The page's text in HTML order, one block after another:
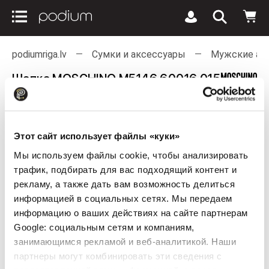
Этот сайт использует файлы «куки»
Мы используем файлы cookie, чтобы анализировать
трафик, подбирать для вас подходящий контент и
рекламу, а также дать вам возможность делиться
информацией в социальных сетях. Мы передаем
информацию о ваших действиях на сайте партнерам
Google: социальным сетям и компаниям,
занимающимся рекламой и веб-аналитикой. Наши
партнеры могут комбинировать эти сведения с
podiumriga.lv Сумки и аксессуары Мужские
Шапка MOSCHINO M5146 60016 015